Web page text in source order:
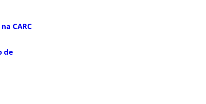
CARC
de